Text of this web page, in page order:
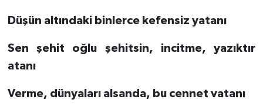
Düşün altındaki binlerce kefensiz yatanı
Sen şehit oğlu şehitsin, incitme, yazıktır
atanı
Verme, dünyaları alsanda, bu cennet vatanı
POPÜLER
DÜNYA